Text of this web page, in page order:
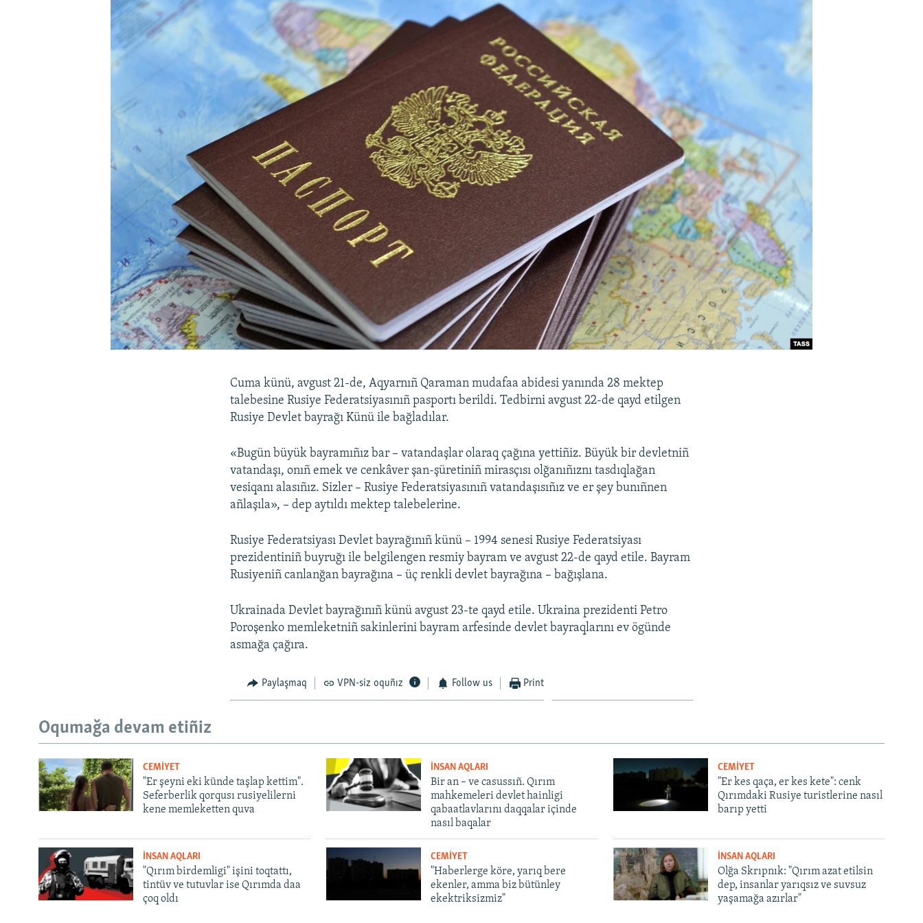
Cuma künü, avgust 21-de, Aqyarnıñ Qaraman mudafaa abidesi yanında 28 mektep
talebesine Rusiye Federatsiyasınıñ pasportı berildi. Tedbirni avgust 22-de qayd etilgen
Rusiye Devlet bayrağı Künü ile bağladılar.
«Bugün büyük bayramıñız bar – vatandaşlar olaraq çağına yettiñiz. Büyük bir devletniñ
vatandaşı, onıñ emek ve cenkâver şan-şüretiniñ mirasçısı olğanıñıznı tasdıqlağan
vesiqanı alasıñız. Sizler – Rusiye Federatsiyasınıñ vatandaşısıñız ve er şey bunıñnen
añlaşıla», – dep aytıldı mektep talebelerine.
Rusiye Federatsiyası Devlet bayrağınıñ künü – 1994 senesi Rusiye Federatsiyası
prezidentiniñ buyruğı ile belgilengen resmiy bayram ve avgust 22-de qayd etile. Bayram
Rusiyeniñ canlanğan bayrağına – üç renkli devlet bayrağına – bağışlana.
Ukrainada Devlet bayrağınıñ künü avgust 23-te qayd etile. Ukraina prezidenti Petro
Poroşenko memleketniñ sakinlerini bayram arfesinde devlet bayraqlarını ev ögünde
asmağa çağıra.
Paylaşmaq VPN-siz oquñız Follow us Print
Oqumağa devam etiñiz
CEMİYET
"Er şeyni eki künde taşlap kettim".
Seferberlik qorqusı rusiyelilerni
kene memleketten quva
İNSAN AQLARI
Bir an – ve casussıñ. Qırım
mahkemeleri devlet hainligi
qabaatlavlarını daqqalar içinde
nasıl baqalar
CEMİYET
"Er kes qaça, er kes kete": cenk
Qırımdaki Rusiye turistlerine nasıl
barıp yetti
İNSAN AQLARI
"Qırım birdemligi" işini toqtattı,
tintüv ve tutuvlar ise Qırımda daa
çoq oldı
CEMİYET
"Haberlerge köre, yarıq bere
ekenler, amma biz bütünley
ekektriksizmiz"
İNSAN AQLARI
Olğa Skrıpnık: "Qırım azat etilsin
dep, insanlar yarıqsız ve suvsuz
yaşamağa azırlar"